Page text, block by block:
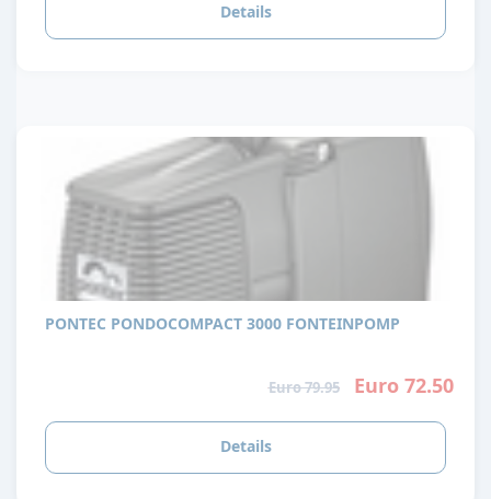
Details
PONTEC PONDOCOMPACT 3000 FONTEINPOMP
Euro 79.95 Euro 72.50
Details